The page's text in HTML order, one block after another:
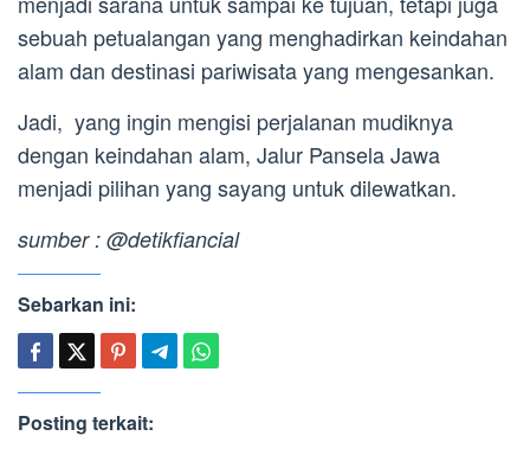
sebuah petualangan yang menghadirkan keindahan
alam dan destinasi pariwisata yang mengesankan.
Jadi, yang ingin mengisi perjalanan mudiknya
dengan keindahan alam, Jalur Pansela Jawa
menjadi pilihan yang sayang untuk dilewatkan.
sumber : @detikfiancial
Sebarkan ini:
Posting terkait: